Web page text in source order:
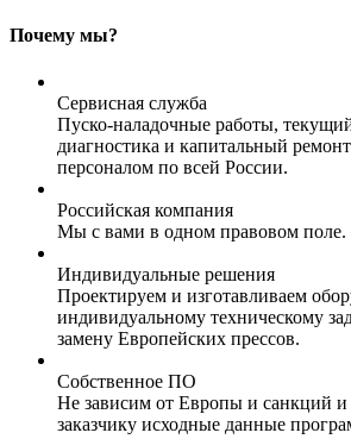
Почему мы?
Сервисная служба
Пуско-наладочные работы,
диагностика и капитальный
персоналом по всей России.
Российская компания
Мы с вами в одном правовом поле.
Индивидуальные решения
Проектируем и изготавливаем
индивидуальному техническому
замену Европейских прессов.
Собственное ПО
Не зависим от Европы и санкций и
заказчику исходные данные